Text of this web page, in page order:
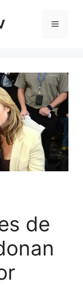
Menú
de